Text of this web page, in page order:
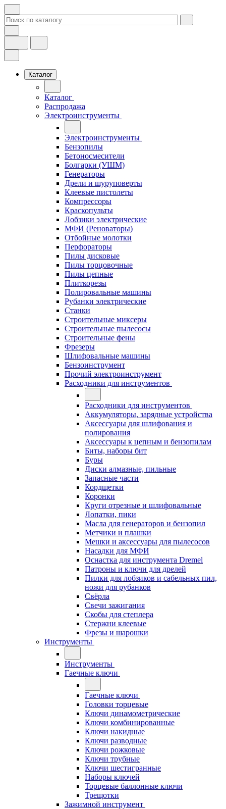
Каталог
Каталог
Распродажа
Электроинструменты
Электроинструменты
Бензопилы
Бетоносмесители
Болгарки (УШМ)
Генераторы
Дрели и шуруповерты
Клеевые пистолеты
Компрессоры
Краскопульты
Лобзики электрические
МФИ (Реноваторы)
Отбойные молотки
Перфораторы
Пилы дисковые
Пилы торцовочные
Пилы цепные
Плиткорезы
Полировальные машины
Рубанки электрические
Станки
Строительные миксеры
Строительные пылесосы
Строительные фены
Фрезеры
Шлифовальные машины
Бензоинструмент
Прочий электроинструмент
Расходники для инструментов
Расходники для инструментов
Аккумуляторы, зарядные устройства
Аксессуары для шлифования и
полирования
Аксессуары к цепным и бензопилам
Биты, наборы бит
Буры
Диски алмазные, пильные
Запасные части
Кордщетки
Коронки
Круги отрезные и шлифовальные
Лопатки, пики
Масла для генераторов и бензопил
Метчики и плашки
Мешки и аксессуары для пылесосов
Насадки для МФИ
Оснастка для инструмента Dremel
Патроны и ключи для дрелей
Пилки для лобзиков и сабельных пил,
ножи для рубанков
Свёрла
Свечи зажигания
Скобы для степлера
Стержни клеевые
Фрезы и шарошки
Инструменты
Инструменты
Гаечные ключи
Гаечные ключи
Головки торцевые
Ключи динамометрические
Ключи комбинированные
Ключи накидные
Ключи разводные
Ключи рожковые
Ключи трубные
Ключи шестигранные
Наборы ключей
Торцевые баллонные ключи
Трещотки
Зажимной инструмент